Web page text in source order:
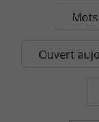
Ouvert